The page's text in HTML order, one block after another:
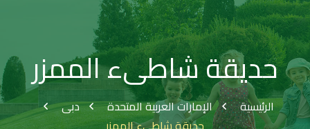
حديقة شاطىء الممزر
الرئيسية الإمارات العربية المتحدة
دبى